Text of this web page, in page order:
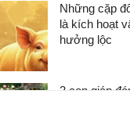
Những cặp
là kích hoạt
hưởng lộc
3 con giáp